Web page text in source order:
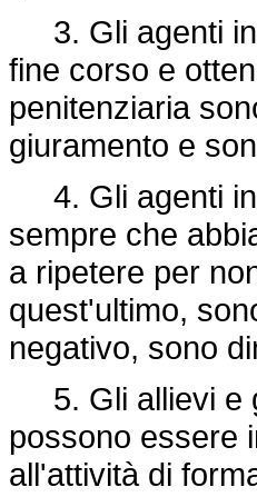
3. Gli agenti in
fine corso e
penitenziaria
giuramento e
4. Gli agenti in
sempre che
a ripetere per
quest'ultimo,
negativo, sono
5. Gli allievi e
possono essere
all'attività di